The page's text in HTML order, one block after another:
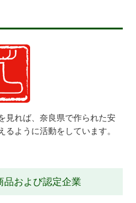
見れば、奈良県で作られた安
ように活動をしています。
および認定企業